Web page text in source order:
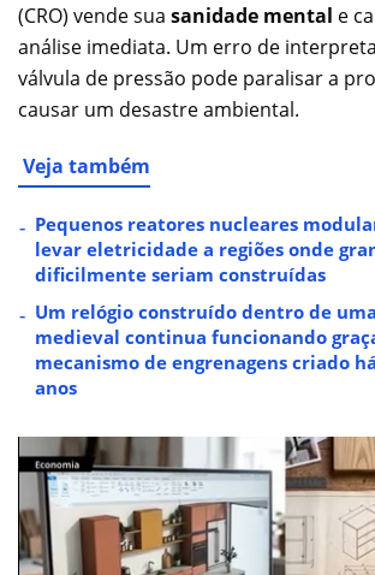
(CRO) vende sua sanidade mental e
análise imediata. Um erro de
válvula de pressão pode paralisar a
causar um desastre ambiental.
Veja também
Pequenos reatores nucleares
levar eletricidade a regiões onde
dificilmente seriam construídas
Um relógio construído dentro de
medieval continua funcionando
mecanismo de engrenagens criado
anos